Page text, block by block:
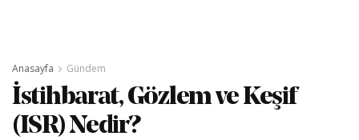
Anasayfa Gündem
İstihbarat, Gözlem ve Keşif
(ISR) Nedir?